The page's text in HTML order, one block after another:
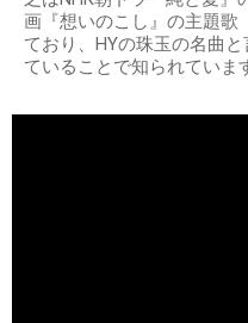
画『想いのこし』の主題歌
ており、HYの珠玉の名曲
ていることで知られていま